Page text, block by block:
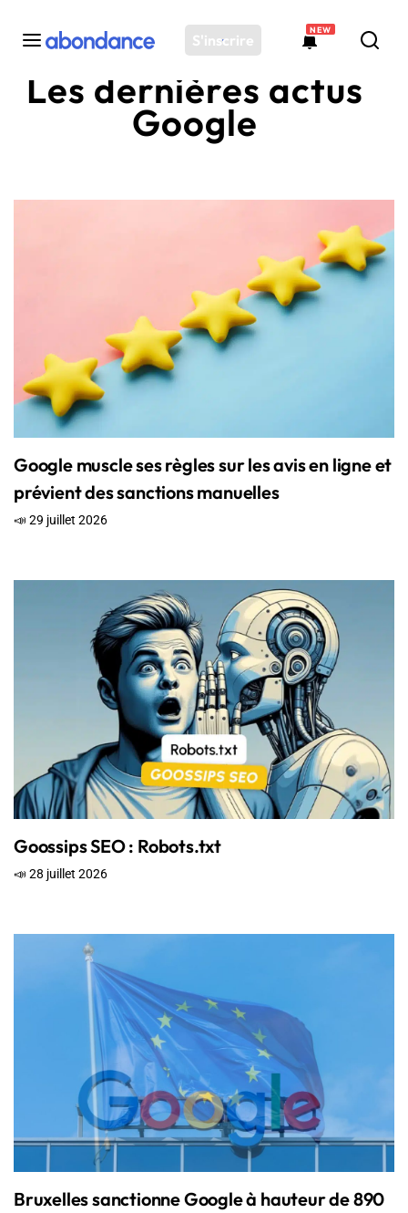
S'inscrire
NEW
Toutes les actus
Outils
Les dernières actus
Google
Google muscle ses règles sur les avis en ligne et
prévient des sanctions manuelles
📣 29 juillet 2026
Goossips SEO : Robots.txt
📣 28 juillet 2026
Bruxelles sanctionne Google à hauteur de 890